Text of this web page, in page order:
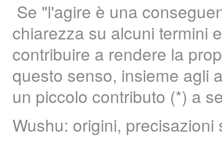
Se "l'agire è una
chiarezza su alcuni termini
contribuire a rendere la
questo senso, insieme agli
un piccolo contributo (*) a
Wushu: origini,